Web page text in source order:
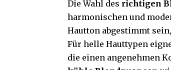
Die Wahl des richtigen
harmonischen und
Hautton abgestimmt
Für helle Hauttypen
die einen angenehmen